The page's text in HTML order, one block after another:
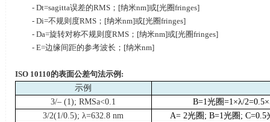
- Dt=sagitta误差的RMS； [纳米nm]或[光圈fringes]
- Di=不规则度RMS； [纳米nm]或[光圈fringes]
- Da=旋转对称不规则度RMS； [纳米nm]或[光圈fringes]
- E=边缘间距的参考波长； [纳米nm]
ISO 10110的表面公差句法示例 :
示例
3/– (1); RMSa<0.1
B=1光圈=1×λ/
3/2(1/0.5); λ=632.8 nm
A= 2光圈 ; B=1光圈 ; C=0.5